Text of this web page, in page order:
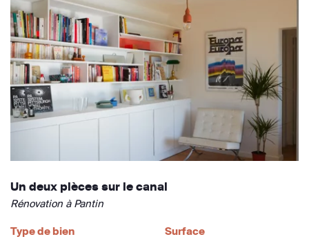
Un deux pièces sur le canal
Rénovation à Pantin
Type de bien
Surface